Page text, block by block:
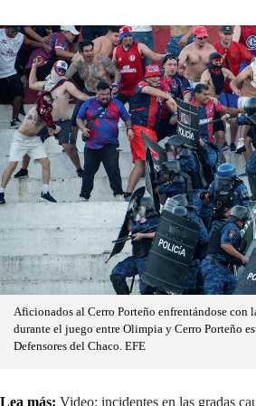
Aficionados al Cerro Porteño enfrentándose con
durante el juego entre Olimpia y Cerro Porteño
Defensores del Chaco. EFE
Lea más: Video: incidentes en las gradas